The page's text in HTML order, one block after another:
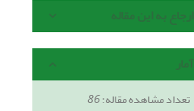
ارجاع به این مقاله
آمار
تعداد مشاهده مقاله:86